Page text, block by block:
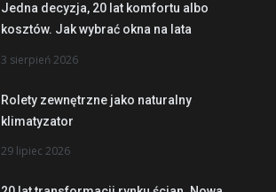
Jedna decyzja, 20 lat komfortu albo
kosztów. Jak wybrać okna na lata
3 sierpień 2026
Rolety zewnętrzne jako naturalny
klimatyzator
29 lipiec 2026